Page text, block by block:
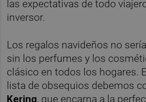
las expectativas de todo
inversor.
Los regalos navideños no
sin los perfumes y los
clásico en todos los hogares.
lista de obsequios debemos
Kering, que encarna a la